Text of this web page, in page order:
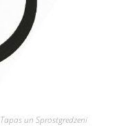
Tapas un Sprostgredzeni